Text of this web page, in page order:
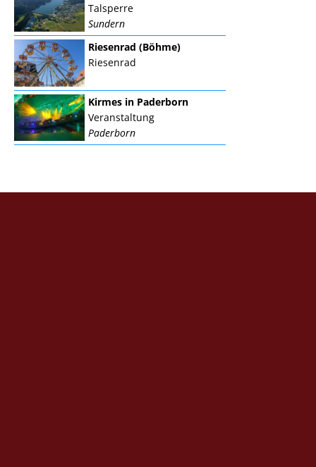
Talsperre
Sundern
Riesenrad (Böhme)
Riesenrad
Kirmes in Paderborn
Veranstaltung
Paderborn